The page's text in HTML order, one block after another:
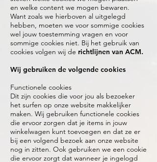
en welke content we mogen bewaren.
Want zoals we hierboven al uitgelegd
hebben, moeten we voor sommige cookies
wel jouw toestemming vragen en voor
sommige cookies niet. Bij het gebruik van
cookies volgen wij de richtlijnen van ACM.
Wij gebruiken de volgende cookies
Functionele cookies
Dit zijn cookies die voor jou als bezoeker
het surfen op onze website makkelijker
maken. Wij gebruiken functionele cookies
die ervoor zorgen dat je items in jouw
winkelwagen kunt toevoegen en dat ze er
bij een volgend bezoek aan onze website
nog in zitten. Ook gebruiken we een cookie
die ervoor zorgt dat wanneer je ingelogd